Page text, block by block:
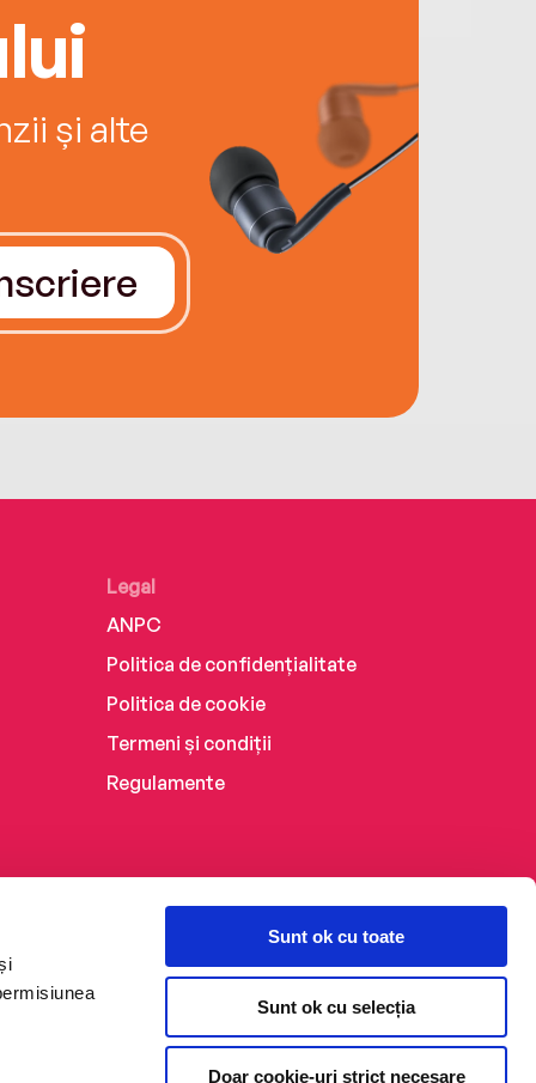
Sunt ok cu toate
Sunt ok cu selecția
Doar cookie-uri strict necesare
și alte
Legal
ANPC
Politica de confidențialitate
Politica de cookie
Termeni și condiții
Regulamente